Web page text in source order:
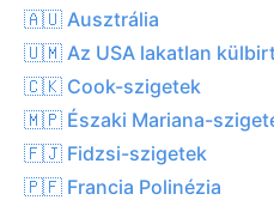
🇦🇺 Ausztrália
🇺🇲 Az USA lakatlan
🇨🇰 Cook-szigetek
🇲🇵 Északi Mariana-
🇫🇯 Fidzsi-szigetek
🇵🇫 Francia Polinézia